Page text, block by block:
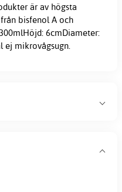
är av högsta
bisfenol A och
6cmDiameter:
ej mikrovågsugn.